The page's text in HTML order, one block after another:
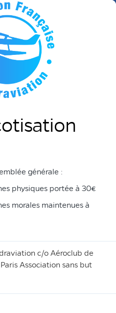
générale :
physiques portée à 30€
morales maintenues à
c/o Aéroclub de
Association sans but